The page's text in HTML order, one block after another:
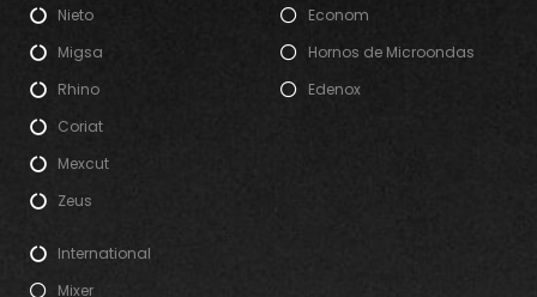
Nieto
Migsa
Rhino
Coriat
Mexcut
Zeus
Econom
Hornos de Microondas
Edenox
International
Mixer